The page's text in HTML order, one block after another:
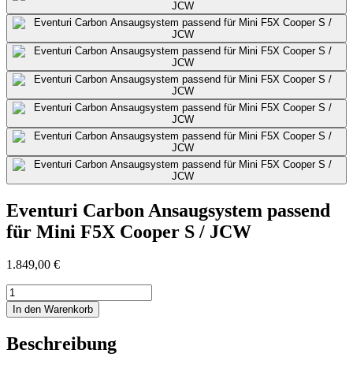
Eventuri Carbon Ansaugsystem passend
für Mini F5X Cooper S / JCW
1.849,00 €
Eventuri
Carbon
Ansaugsystem
passend
für
In den Warenkorb
Beschreibung